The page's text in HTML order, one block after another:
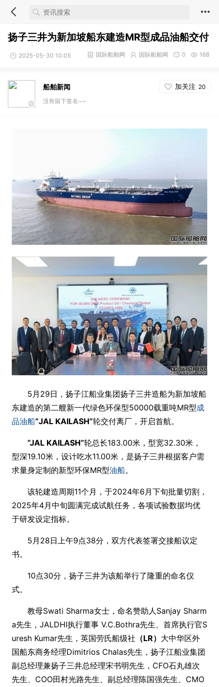
扬子三井为新加坡船东建造MR型成品油船交付
2025-05-30 10:05 168
0
国际船舶网
国际船舶网
船舶新闻 加关注 20
没有留下签名~~
5月29日，扬子江船业集团扬子三井造船为新加坡船
东建造的第二艘新一代绿色环保型50000载重吨MR型成
品油船“JAL KAILASH”轮交付离厂，开启首航。
“JAL KAILASH”轮总长183.00米，型宽32.30米，
型深19.10米，设计吃水11.00米，是扬子三井根据客户需
求量身定制的新型环保MR型油船。
该轮建造周期11个月，于2024年6月下旬批量切割，
2025年4月中旬圆满完成试航任务，各项试验数据均优
于研发设定指标。
5月28日上午9点38分，双方代表签署交接船议定
书。
10点30分，扬子三井为该船举行了隆重的命名仪
式。
教母Swati Sharma女士，命名赞助人Sanjay Sharm
a先生，JALDHI执行董事 V.C.Bothra先生、首席执行官S
uresh Kumar先生，英国劳氏船级社 （LR） 大中华区外
国船东商务经理Dimitrios Chalas先生，扬子江船业集团
副总经理兼扬子三井总经理宋书明先生，CFO石丸雄次
先生、COO田村光路先生、副总经理陈国强先生、CMO